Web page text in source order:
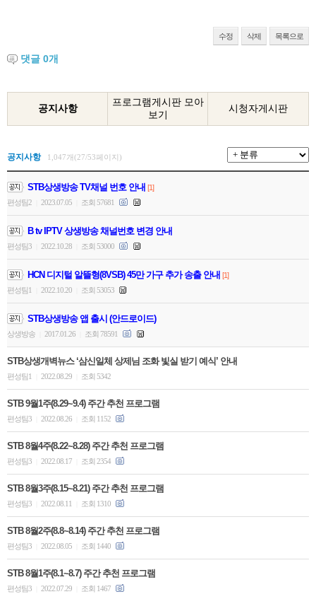
수정 삭제 목록으로
댓글 0개
공지사항
프로그램게시판 모아
보기
시청자게시판
공지사항 1,047개(27/53페이지)
STB상생방송 TV채널 번호 안내 [1]
편성팀2
2023.07.05 조회 57681
B tv IPTV 상생방송 채널번호 변경 안내
편성팀3 2022.10.28 조회 53000
HCN 디지털 알뜰형(8VSB) 45만 가구 추가 송출 안내 [1]
편성팀1
2022.10.20 조회 53053
STB상생방송 앱 출시 (안드로이드)
상생방송 2017.01.26 조회 78591
STB상생개벽뉴스 ‘삼신일체 상제님 조화 빛실 받기 예식’ 안내
편성팀1 2022.08.29 조회 5342
STB 9월1주(8.29~9.4) 주간 추천 프로그램
편성팀3 2022.08.26 조회 1152
STB 8월4주(8.22~8.28) 주간 추천 프로그램
편성팀3 2022.08.17 조회 2354
STB 8월3주(8.15~8.21) 주간 추천 프로그램
편성팀3 2022.08.11 조회 1310
STB 8월2주(8.8~8.14) 주간 추천 프로그램
편성팀3 2022.08.05 조회 1440
STB 8월1주(8.1~8.7) 주간 추천 프로그램
편성팀3 2022.07.29 조회 1467